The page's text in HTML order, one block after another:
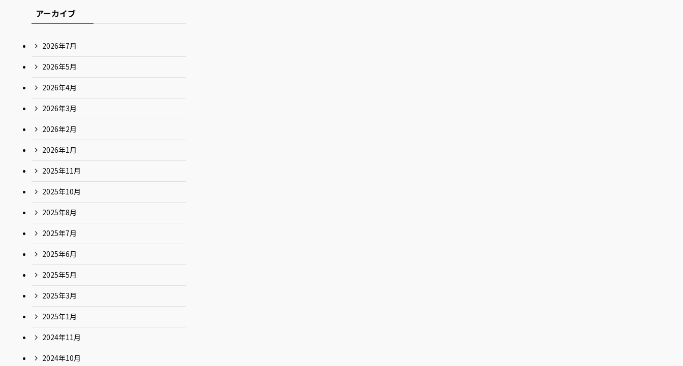
アーカイブ
2026年7月
2026年5月
2026年4月
2026年3月
2026年2月
2026年1月
2025年11月
2025年10月
2025年8月
2025年7月
2025年6月
2025年5月
2025年3月
2025年1月
2024年11月
2024年10月